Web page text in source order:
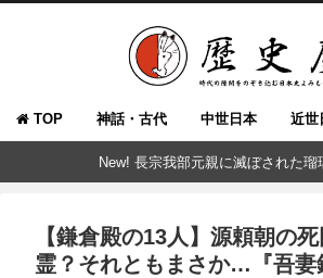
TOP 神話・古代 中世日本 近世
New! 長宗我部元親に滅ぼされた瑠
【鎌倉殿の13人】源頼朝の
霊？それともまさか…『吾妻